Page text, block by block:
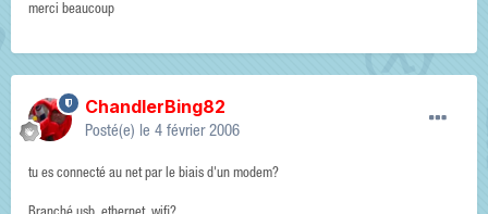
merci beaucoup
ChandlerBing82
Posté(e) le 4 février 2006
tu es connecté au net par le biais d'un modem?